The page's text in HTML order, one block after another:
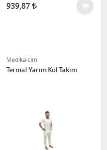
939,87
Medikalcim
Termal Yarım Kol Takım